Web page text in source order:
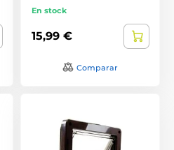
En stock
15,99 €
Comparar